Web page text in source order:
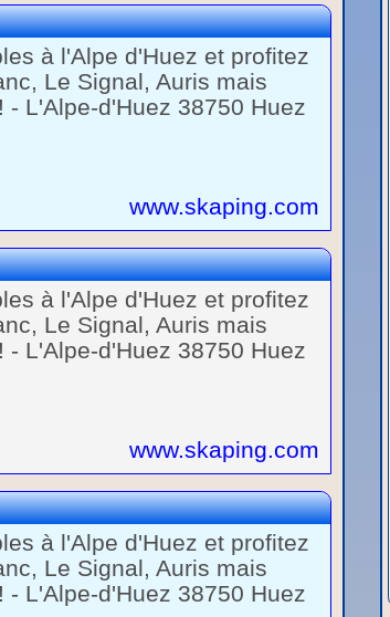
à l'Alpe d'Huez et profitez
Le Signal, Auris mais
L'Alpe-d'Huez 38750 Huez
www.skaping.com
à l'Alpe d'Huez et profitez
Le Signal, Auris mais
L'Alpe-d'Huez 38750 Huez
www.skaping.com
à l'Alpe d'Huez et profitez
Le Signal, Auris mais
L'Alpe-d'Huez 38750 Huez